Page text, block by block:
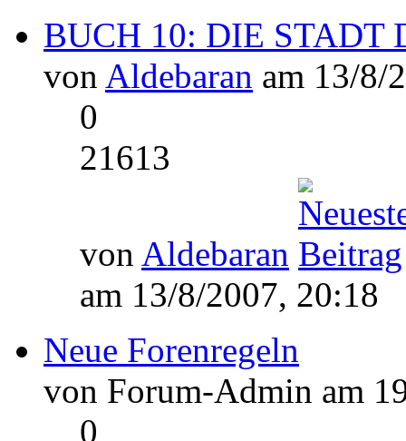
BUCH 10: DIE STADT
von Aldebaran am 13/8/
0
21613
von Aldebaran
am 13/8/2007, 20:18
Neue Forenregeln
von Forum-Admin am
0